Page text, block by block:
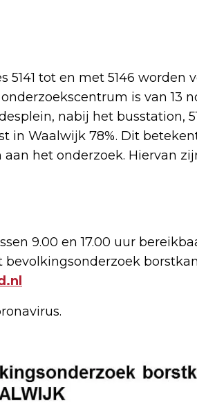
tot en met 5146 worden
is van 13
nabij het busstation,
in Waalwijk 78%. Dit
het onderzoek. Hiervan
9.00 en 17.00 uur
bevolkingsonderzoek